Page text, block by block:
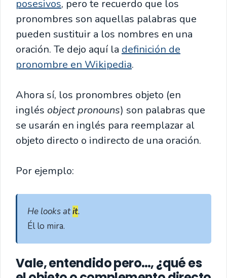
posesivos, pero te recuerdo que los
pronombres son aquellas palabras que
pueden sustituir a los nombres en una
oración. Te dejo aquí la definición de
pronombre en Wikipedia.
Ahora sí, los pronombres objeto (en
inglés object pronouns) son palabras que
se usarán en inglés para reemplazar al
objeto directo o indirecto de una oración.
Por ejemplo:
He looks at it.
Él lo mira.
Vale, entendido pero…, ¿qué es